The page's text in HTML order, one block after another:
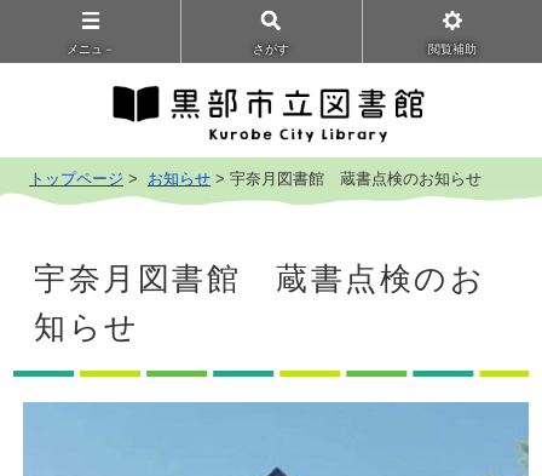
メニュ－ さがす 閲覧補助
トップページ > お知らせ > 宇奈月図書館 蔵書点検のお知らせ
宇奈月図書館 蔵書点検のお
知らせ